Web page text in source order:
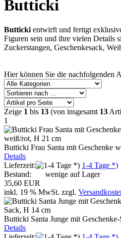
Butticki
Butticki entwirft und fertigt
Figuren sein und ihre vielen Details
Zuckerstangen, Geschenkesack,
Hier können Sie die nachfolgenden
Zeige 1 bis 13 (von insgesamt 13
1
Butticki Frau Santa mit Geschenke
Details
Lieferzeit:
1-4 Tage *)
Bestand:
wenige auf Lager
35,60 EUR
inkl. 19 % MwSt. zzgl.
Butticki Santa Junge mit
Details